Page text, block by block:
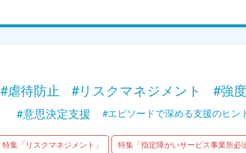
#虐待防止 #リスクマネジメント #強
#意思決定支援
#エピソードで深める支援のヒン
特集「リスクマネジメント」 特集「指定障がいサービス事業所必